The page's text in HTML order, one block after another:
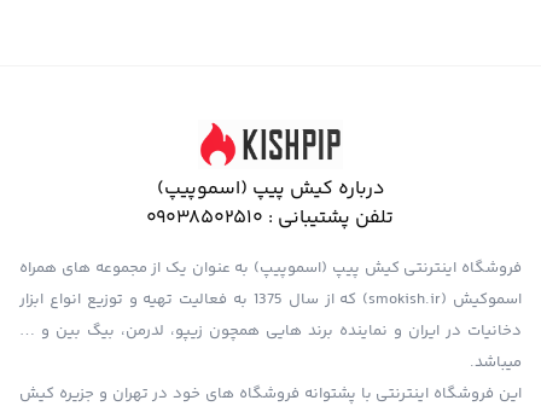
درباره کیش پیپ (اسموپیپ)
تلفن پشتیبانی : 09038502510
فروشگاه اینترنتی کیش پیپ (اسموپیپ) به عنوان یک از مجموعه های همراه
اسموکیش (smokish.ir) که از سال 1375 به فعالیت تهیه و توزیع انواع ابزار
دخانیات در ایران و نماینده برند هایی همچون زیپو، لدرمن، بیگ بین و …
میباشد.
این فروشگاه اینترنتی با پشتوانه فروشگاه های خود در تهران و جزیره کیش